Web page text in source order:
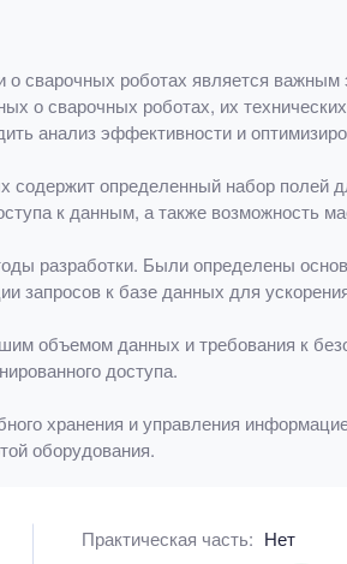
сварочных роботах является
о сварочных роботах, их
анализ эффективности и
содержит определенный набор полей
к данным, а также возможность
разработки. Были определены
запросов к базе данных для
объемом данных и требования к
доступа.
хранения и управления
оборудования.
Практическая часть: Нет